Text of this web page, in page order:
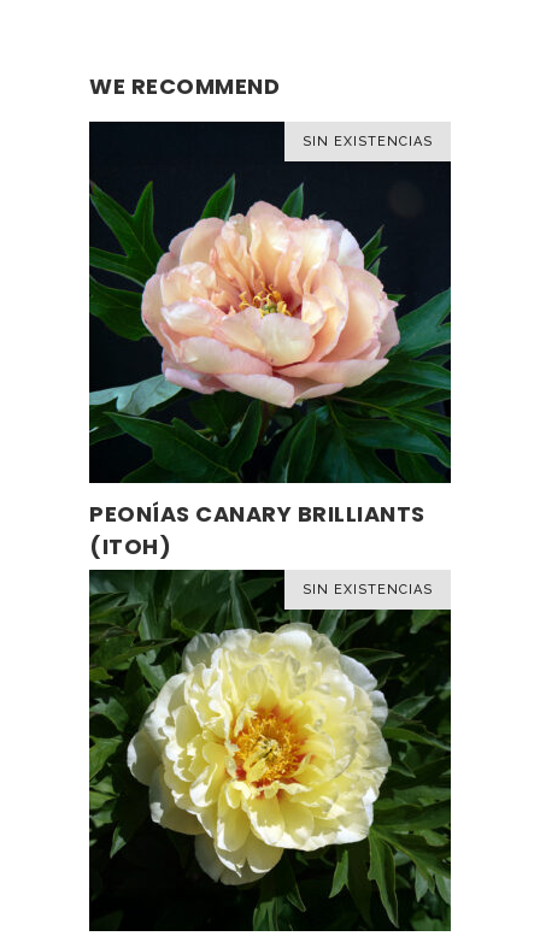
WE RECOMMEND
SIN EXISTENCIAS
LEER MÁS
PEONÍAS CANARY BRILLIANTS
(ITOH)
SIN EXISTENCIAS